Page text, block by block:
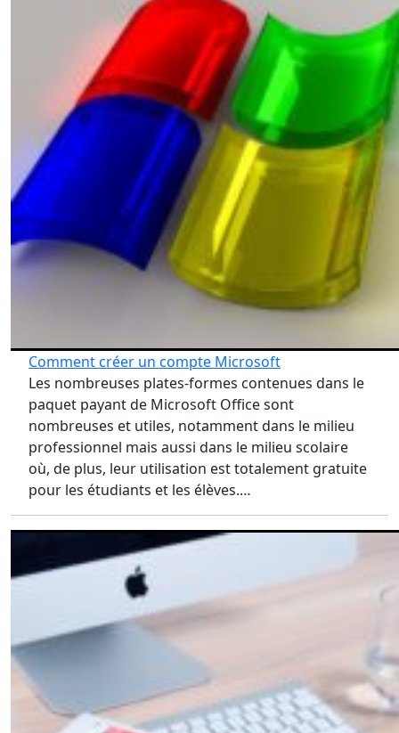
Comment créer un compte Microsoft
Les nombreuses plates-formes contenues dans le
paquet payant de Microsoft Office sont
nombreuses et utiles, notamment dans le milieu
professionnel mais aussi dans le milieu scolaire
où, de plus, leur utilisation est totalement gratuite
pour les étudiants et les élèves.…